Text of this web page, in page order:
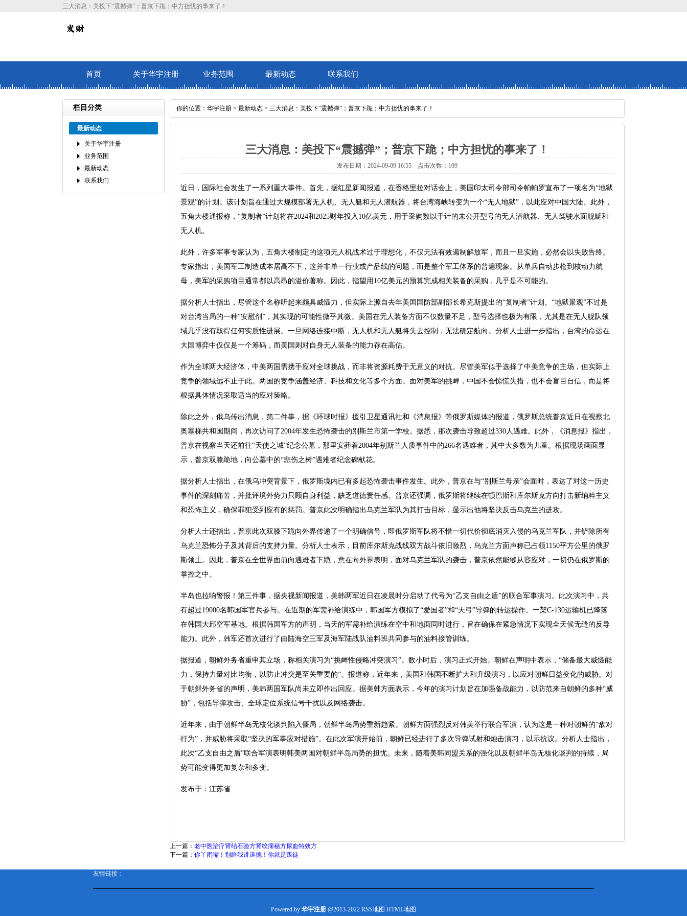
三大消息：美投下“震撼弹”；普京下跪；中方担忧的事来了！
首页 关于华宇注册 业务范围 最新动态 联系我们
栏目分类
最新动态
关于华宇注册
业务范围
最新动态
联系我们
你的位置： 华宇注册 > 最新动态 > 三大消息：美投下“震撼弹”；普京下跪；中方担忧的事来了！
三大消息：美投下“震撼弹”；普京下跪；中方担忧的事来了！
发布日期：2024-09-09 16:55 点击次数：109
近日，国际社会发生了一系列重大事件。首先，据红星新闻报道，在香格里拉对话会上，美国印太司令部司令帕帕罗宣布了一项名为“地狱
景观”的计划。该计划旨在通过大规模部署无人机、无人艇和无人潜航器，将台湾海峡转变为一个“无人地狱”，以此应对中国大陆。此外，
五角大楼通报称，“复制者”计划将在2024和2025财年投入10亿美元，用于采购数以千计的未公开型号的无人潜航器、无人驾驶水面舰艇和
无人机。
此外，许多军事专家认为，五角大楼制定的这项无人机战术过于理想化，不仅无法有效遏制解放军，而且一旦实施，必然会以失败告终。
专家指出，美国军工制造成本居高不下，这并非单一行业或产品线的问题，而是整个军工体系的普遍现象。从单兵自动步枪到核动力航
母，美军的采购项目通常都以高昂的溢价著称。因此，指望用10亿美元的预算完成相关装备的采购，几乎是不可能的。
据分析人士指出，尽管这个名称听起来颇具威慑力，但实际上源自去年美国国防部副部长希克斯提出的“复制者”计划。“地狱景观”不过是
对台湾当局的一种“安慰剂”，其实现的可能性微乎其微。美国在无人装备方面不仅数量不足，型号选择也极为有限，尤其是在无人舰队领
域几乎没有取得任何实质性进展。一旦网络连接中断，无人机和无人艇将失去控制，无法确定航向。分析人士进一步指出，台湾的命运在
大国博弈中仅仅是一个筹码，而美国则对自身无人装备的能力存在高估。
作为全球两大经济体，中美两国需携手应对全球挑战，而非将资源耗费于无意义的对抗。尽管美军似乎选择了中美竞争的主场，但实际上
竞争的领域远不止于此。两国的竞争涵盖经济、科技和文化等多个方面。面对美军的挑衅，中国不会惊慌失措，也不会盲目自信，而是将
根据具体情况采取适当的应对策略。
除此之外，俄乌传出消息，第二件事，据《环球时报》援引卫星通讯社和《消息报》等俄罗斯媒体的报道，俄罗斯总统普京近日在视察北
奥塞梯共和国期间，再次访问了2004年发生恐怖袭击的别斯兰市第一学校。据悉，那次袭击导致超过330人遇难。此外，《消息报》指出，
普京在视察当天还前往“天使之城”纪念公墓，那里安葬着2004年别斯兰人质事件中的266名遇难者，其中大多数为儿童。根据现场画面显
示，普京双膝跪地，向公墓中的“悲伤之树”遇难者纪念碑献花。
据分析人士指出，在俄乌冲突背景下，俄罗斯境内已有多起恐怖袭击事件发生。此外，普京在与“别斯兰母亲”会面时，表达了对这一历史
事件的深刻痛苦，并批评境外势力只顾自身利益，缺乏道德责任感。普京还强调，俄罗斯将继续在顿巴斯和库尔斯克方向打击新纳粹主义
和恐怖主义，确保罪犯受到应有的惩罚。普京此次明确指出乌克兰军队为其打击目标，显示出他将坚决反击乌克兰的进攻。
分析人士还指出，普京此次双膝下跪向外界传递了一个明确信号，即俄罗斯军队将不惜一切代价彻底消灭入侵的乌克兰军队，并铲除所有
乌克兰恐怖分子及其背后的支持力量。分析人士表示，目前库尔斯克战线双方战斗依旧激烈，乌克兰方面声称已占领1150平方公里的俄罗
斯领土。因此，普京在全世界面前向遇难者下跪，意在向外界表明，面对乌克兰军队的袭击，普京依然能够从容应对，一切仍在俄罗斯的
掌控之中。
半岛也拉响警报！第三件事，据央视新闻报道，美韩两军近日在凌晨时分启动了代号为“乙支自由之盾”的联合军事演习。此次演习中，共
有超过19000名韩国军官兵参与。在近期的军需补给演练中，韩国军方模拟了“爱国者”和“天弓”导弹的转运操作。一架C-130运输机已降落
在韩国大邱空军基地。根据韩国军方的声明，当天的军需补给演练在空中和地面同时进行，旨在确保在紧急情况下实现全天候无缝的反导
能力。此外，韩军还首次进行了由陆海空三军及海军陆战队油料班共同参与的油料接管训练。
据报道，朝鲜外务省重申其立场，称相关演习为“挑衅性侵略冲突演习”。数小时后，演习正式开始。朝鲜在声明中表示，“储备最大威慑能
力，保持力量对比均衡，以防止冲突是至关重要的”。报道称，近年来，美国和韩国不断扩大和升级演习，以应对朝鲜日益变化的威胁。对
于朝鲜外务省的声明，美韩两国军队尚未立即作出回应。据美韩方面表示，今年的演习计划旨在加强备战能力，以防范来自朝鲜的多种“威
胁”，包括导弹攻击、全球定位系统信号干扰以及网络袭击。
近年来，由于朝鲜半岛无核化谈判陷入僵局，朝鲜半岛局势重新趋紧。朝鲜方面强烈反对韩美举行联合军演，认为这是一种对朝鲜的“敌对
行为”，并威胁将采取“坚决的军事应对措施”。在此次军演开始前，朝鲜已经进行了多次导弹试射和炮击演习，以示抗议。分析人士指出，
此次“乙支自由之盾”联合军演表明韩美两国对朝鲜半岛局势的担忧。未来，随着美韩同盟关系的强化以及朝鲜半岛无核化谈判的持续，局
势可能变得更加复杂和多变。
发布于：江苏省
上一篇： 老中医治疗肾结石验方肾绞痛秘方尿血特效方
下一篇： 你丫闭嘴！别给我讲道德！你就是叛徒
友情链接：
Powered by 华宇注册 @2013-2022 RSS地图 HTML地图